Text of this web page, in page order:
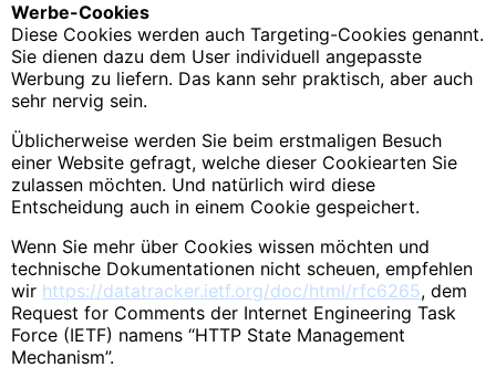
Werbe-Cookies
Diese Cookies werden auch Targeting-Cookies genannt.
Sie dienen dazu dem User individuell angepasste
Werbung zu liefern. Das kann sehr praktisch, aber auch
sehr nervig sein.
Üblicherweise werden Sie beim erstmaligen Besuch
einer Website gefragt, welche dieser Cookiearten Sie
zulassen möchten. Und natürlich wird diese
Entscheidung auch in einem Cookie gespeichert.
Wenn Sie mehr über Cookies wissen möchten und
technische Dokumentationen nicht scheuen, empfehlen
wir https://datatracker.ietf.org/doc/html/rfc6265, dem
Request for Comments der Internet Engineering Task
Force (IETF) namens “HTTP State Management
Mechanism”.